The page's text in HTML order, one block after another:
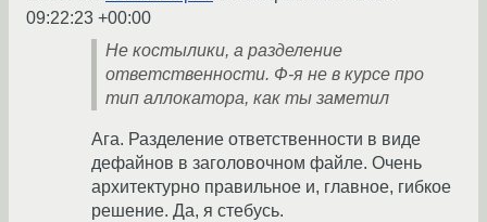
09:22:23 +00:00
Не костылики, а разделение
ответственности. Ф-я не в курсе про
тип аллокатора, как ты заметил
Ага. Разделение ответственности в виде
дефайнов в заголовочном файле. Очень
архитектурно правильное и, главное, гибкое
решение. Да, я стебусь.